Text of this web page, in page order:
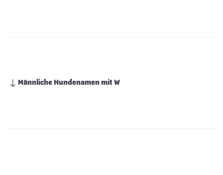
Männliche Hundenamen mit W